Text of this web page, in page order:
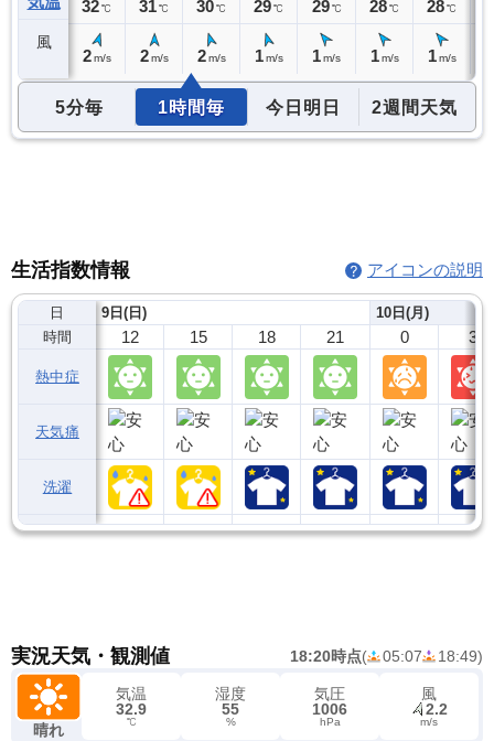
風
33℃ 32℃
2 m/s
31℃
2 m/s
30℃
2 m/s
29℃
1 m/s
29 ℃
1m/s
28℃
1 m/s
28℃
1 m/s
5分毎 1時間毎 今日明日 2週間天気
生活指数情報 アイコンの説明
日
時間
熱中症
天気痛
洗濯
9日(日)
12 15 18 21
10日(月)
0 3
実況天気・観測値 18:20時点( 05:07 18:49)
晴れ
気温
32.9
℃
湿度
55
%
気圧
1006
hPa
風
2.2
m/s